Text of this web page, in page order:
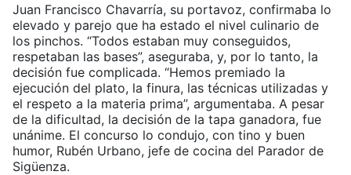
Juan Francisco Chavarría, su portavoz, confirmaba lo
elevado y parejo que ha estado el nivel culinario de
los pinchos. “Todos estaban muy conseguidos,
respetaban las bases”, aseguraba, y, por lo tanto, la
decisión fue complicada. “Hemos premiado la
ejecución del plato, la finura, las técnicas utilizadas y
el respeto a la materia prima”, argumentaba. A pesar
de la dificultad, la decisión de la tapa ganadora, fue
unánime. El concurso lo condujo, con tino y buen
humor, Rubén Urbano, jefe de cocina del Parador de
Sigüenza.